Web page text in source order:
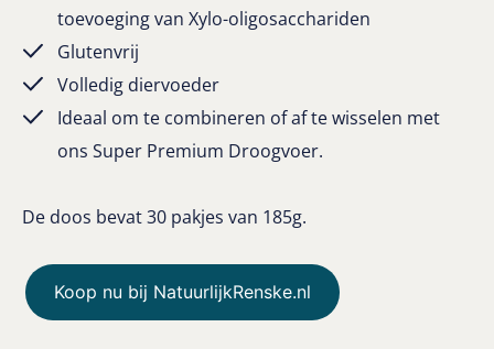
toevoeging van Xylo-oligosacchariden
Glutenvrij
Volledig diervoeder
Ideaal om te combineren of af te wisselen met
ons Super Premium Droogvoer.
De doos bevat 30 pakjes van 185g.
Koop nu bij NatuurlijkRenske.nl